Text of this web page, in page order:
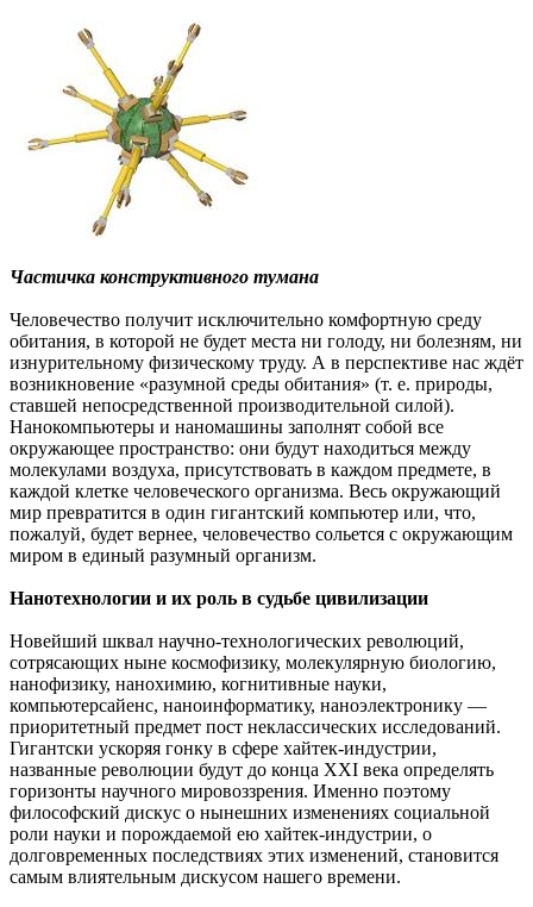
Частичка конструктивного тумана
Человечество получит исключительно комфортную среду
обитания, в которой не будет места ни голоду, ни болезням, ни
изнурительному физическому труду. А в перспективе нас ждёт
возникновение «разумной среды обитания» (т. е. природы,
ставшей непосредственной производительной силой).
Нанокомпьютеры и наномашины заполнят собой все
окружающее пространство: они будут находиться между
молекулами воздуха, присутствовать в каждом предмете, в
каждой клетке человеческого организма. Весь окружающий
мир превратится в один гигантский компьютер или, что,
пожалуй, будет вернее, человечество сольется с окружающим
миром в единый разумный организм.
Нанотехнологии и их роль в судьбе цивилизации
Новейший шквал научно-технологических революций,
сотрясающих ныне космофизику, молекулярную биологию,
нанофизику, нанохимию, когнитивные науки,
компьютерсайенс, наноинформатику, наноэлектронику —
приоритетный предмет пост неклассических исследований.
Гигантски ускоряя гонку в сфере хайтек-индустрии,
названные революции будут до конца ХХІ века определять
горизонты научного мировоззрения. Именно поэтому
философский дискус о нынешних изменениях социальной
роли науки и порождаемой ею хайтек-индустрии, о
долговременных последствиях этих изменений, становится
самым влиятельным дискусом нашего времени.